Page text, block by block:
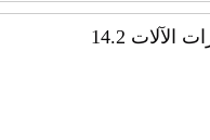
تركيا.. عائدات صادرات الآلات 14.2